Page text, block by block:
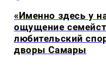
«Именно здесь у
ощущение
любительский
дворы Самары